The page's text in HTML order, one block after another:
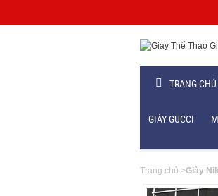
TRANG CHỦ
GIÀY GUCCI
Trang chủ >Giày